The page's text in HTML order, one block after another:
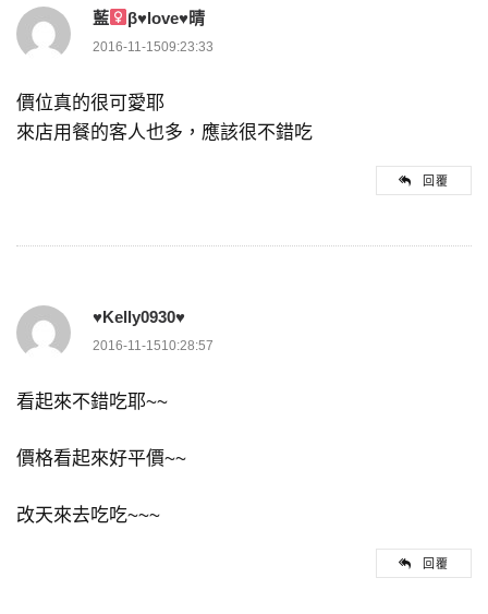
藍 β♥love♥晴
2016-11-1509:23:33
價位真的很可愛耶
來店用餐的客人也多，應該很不錯吃
回覆
♥Kelly0930♥
2016-11-1510:28:57
看起來不錯吃耶~~
價格看起來好平價~~
改天來去吃吃~~~
回覆